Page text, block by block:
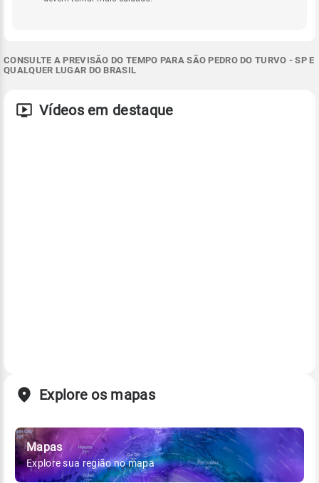
CONSULTE A PREVISÃO DO TEMPO PARA SÃO PEDRO DO TURVO - SP E
QUALQUER LUGAR DO BRASIL
Vídeos em destaque
Explore os mapas
Mapas
Explore sua região no mapa